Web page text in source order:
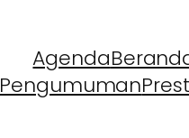
Agenda
Pengumuman